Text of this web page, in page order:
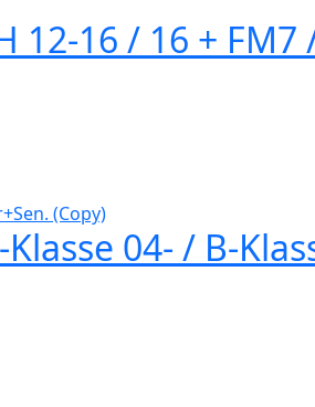
16 / 16 + FM7
04- / B-